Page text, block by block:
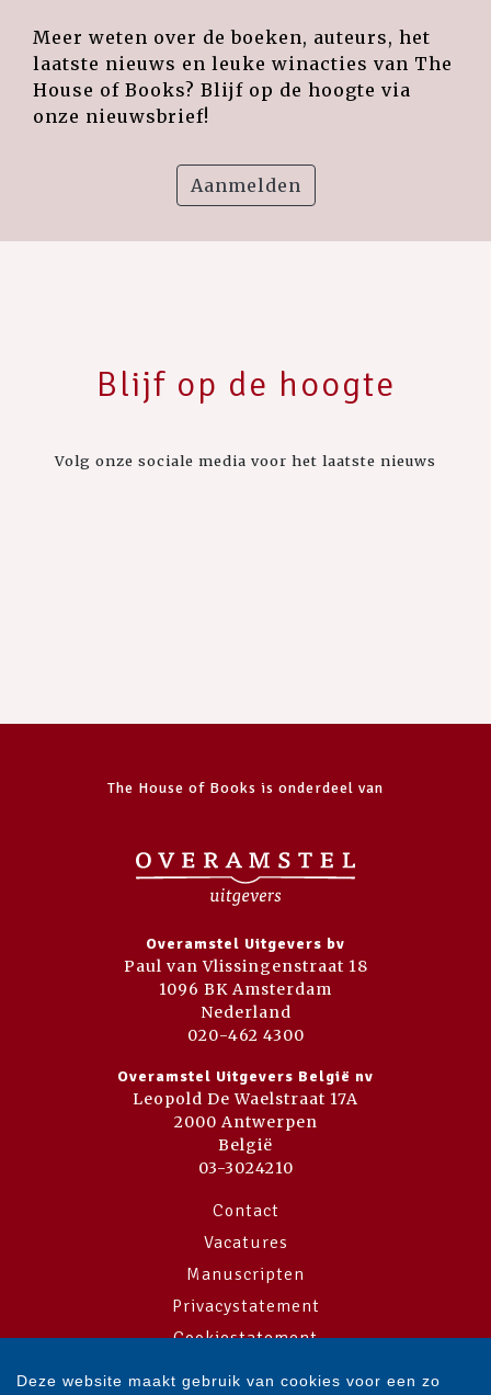
Meer weten over de boeken, auteurs, het
laatste nieuws en leuke winacties van The
House of Books? Blijf op de hoogte via
onze nieuwsbrief!
Aanmelden
Blijf op de hoogte
Volg onze sociale media voor het laatste nieuws
The House of Books is onderdeel van
Overamstel Uitgevers bv
Paul van Vlissingenstraat 18
1096 BK Amsterdam
Nederland
020-462 4300
Overamstel Uitgevers België nv
Leopold De Waelstraat 17A
2000 Antwerpen
België
03-3024210
Contact
Vacatures
Manuscripten
Privacystatement
Cookiestatement
Deze website maakt gebruik van cookies voor een zo